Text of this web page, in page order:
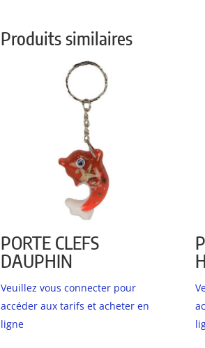
Produits similaires
PORTE CLEFS
DAUPHIN
Veuillez vous connecter pour
accéder aux tarifs et acheter en
ligne